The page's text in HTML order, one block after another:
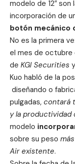
modelo de 12″ son
incorporación de
botón mecánico
No es la primera
el mes de octubre
de KGI Securities
Kuo habló de la
diseñando o
pulgadas, contará
y la productividad
modelo
sobre su peso
Air existente.